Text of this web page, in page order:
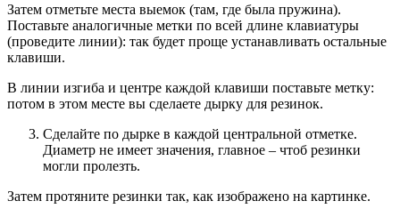
Затем отметьте места выемок (там, где была пружина).
Поставьте аналогичные метки по всей длине клавиатуры
(проведите линии): так будет проще устанавливать остальные
клавиши.
В линии изгиба и центре каждой клавиши поставьте метку:
потом в этом месте вы сделаете дырку для резинок.
Сделайте по дырке в каждой центральной отметке.
Диаметр не имеет значения, главное – чтоб резинки
могли пролезть.
Затем протяните резинки так, как изображено на картинке.